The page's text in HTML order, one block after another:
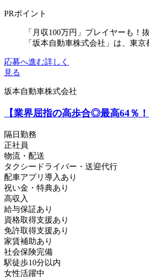
PRポイント
「月収100万円」プレイヤーも
「坂本自動車株式会社」は、東
応募へ進む詳しく
見る
坂本自動車株式会社
【業界屈指の高歩合◎最高64％
隔日勤務
正社員
物流・配送
タクシードライバー・送迎代行
配車アプリ導入あり
祝い金・特典あり
高収入
給与保証あり
資格取得支援あり
免許取得支援あり
家賃補助あり
社会保険完備
駅徒歩10分以内
女性活躍中